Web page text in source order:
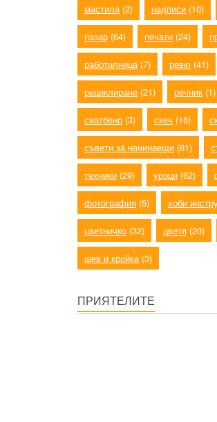
мастила (2) надписи (10)
пазар (64) печати (24)
работилница (7) ревю (41)
рециклиране (21) речник (1)
сватбено (3) скеч (16)
съвети за начинаещи (81)
техники (29) уроци (62)
фотография (5) хоби
цветничко (32) цветя (20)
шев и кройка (3)
ПРИЯТЕЛИТЕ